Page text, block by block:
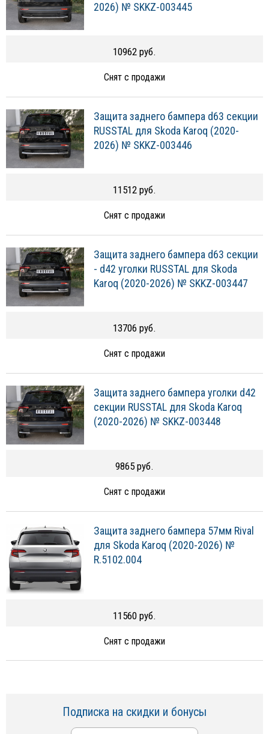
2026) № SKKZ-003445
10962 руб.
Снят с продажи
Защита заднего бампера d63 секции
RUSSTAL для Skoda Karoq (2020-
2026) № SKKZ-003446
11512 руб.
Снят с продажи
Защита заднего бампера d63 секции
- d42 уголки RUSSTAL для Skoda
Karoq (2020-2026) № SKKZ-003447
13706 руб.
Снят с продажи
Защита заднего бампера уголки d42
секции RUSSTAL для Skoda Karoq
(2020-2026) № SKKZ-003448
9865 руб.
Снят с продажи
Защита заднего бампера 57мм Rival
для Skoda Karoq (2020-2026) №
R.5102.004
11560 руб.
Снят с продажи
Подписка на скидки и бонусы